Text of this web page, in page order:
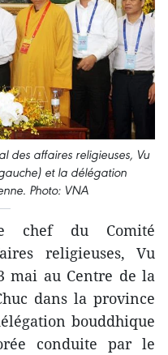
des affaires religieuses, Vu
et la délégation
Photo: VNA
chef du Comité
religieuses, Vu
mai au Centre de la
dans la province
bouddhique
conduite par le